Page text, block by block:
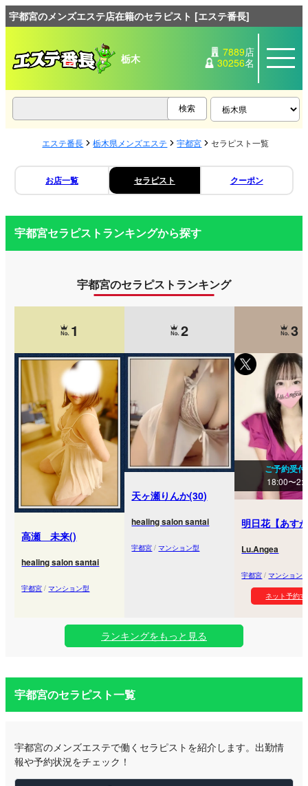
宇都宮のメンズエステ店在籍のセラピスト [エステ番長]
栃木 7889店
30256名
エステ番長 栃木県メンズエステ 宇都宮 セラピスト一覧
お店一覧 セラピスト クーポン
宇都宮セラピストランキングから探す
宇都宮のセラピストランキング
1
高瀬 未来()
healing salon santai
宇都宮 /マンション型
2
天ヶ瀬りんか(30)
healing salon santai
宇都宮 /マンション型
3
ご予約受
18:00〜
明日花【あす
Lu.Angea
宇都宮 /マンション
ネット予約
ランキングをもっと見る
宇都宮のセラピスト一覧
宇都宮のメンズエステで働くセラピストを紹介します。出勤情
報や予約状況をチェック！